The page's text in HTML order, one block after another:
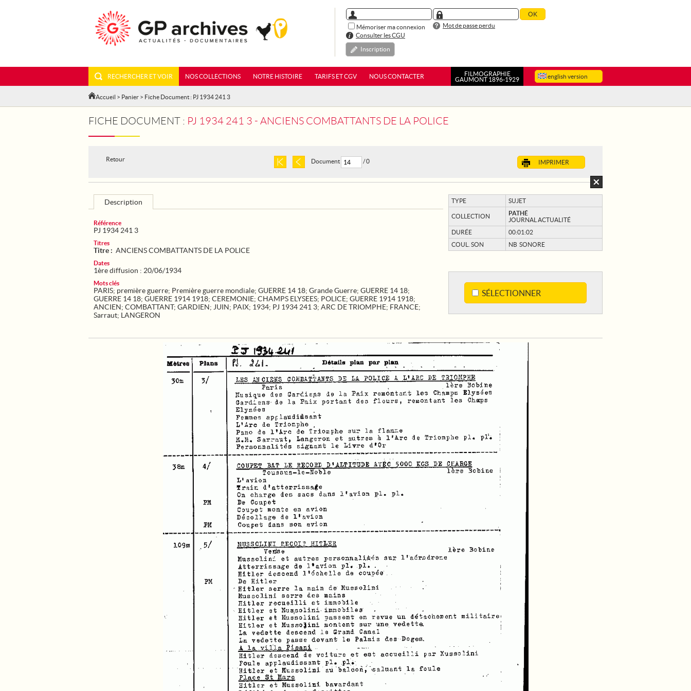
Mémoriser ma connexion
Mot de passe perdu
Consulter les CGU
Inscription
english version
RECHERCHER ET VOIR NOS COLLECTIONS NOTRE HISTOIRE TARIFS ET CGV NOUS CONTACTER
FILMOGRAPHIE
GAUMONT 1896-1929
Accueil > Panier > Fiche Document : PJ 1934 241 3
FICHE DOCUMENT : PJ 1934 241 3 - ANCIENS COMBATTANTS DE LA POLICE
Retour IMPRIMER
Document / 0
TYPE SUJET
COLLECTION
PATHÉ
JOURNAL ACTUALITÉ
DURÉE
00:01:02
COUL. SON
NB SONORE
SÉLECTIONNER
Description
Référence
PJ 1934 241 3
Titres
Titre : ANCIENS COMBATTANTS DE LA POLICE
Dates
1ère diffusion : 20/06/1934
Mots clés
PARIS; première guerre; Première guerre mondiale; GUERRE 14 18; Grande Guerre; GUERRE 14 18;
GUERRE 14 18; GUERRE 1914 1918; CEREMONIE; CHAMPS ELYSEES; POLICE; GUERRE 1914 1918;
ANCIEN; COMBATTANT; GARDIEN; JUIN; PAIX; 1934; PJ 1934 241 3; ARC DE TRIOMPHE; FRANCE;
Sarraut; LANGERON